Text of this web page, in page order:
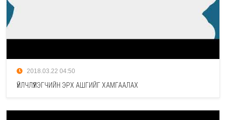
2018.03.22 04:50
ҮЙЛЧЛҮҮЛЭГЧИЙН ЭРХ АШГИЙГ ХАМГААЛАХ